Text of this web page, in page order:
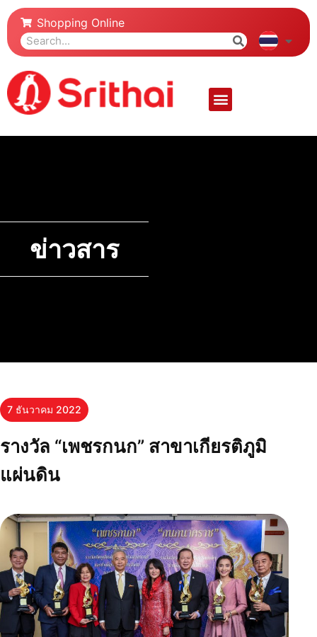
Shopping Online
ข่าวสาร
7 ธันวาคม 2022
รางวัล “เพชรกนก” สาขาเกียรติภูมิ
แผ่นดิน